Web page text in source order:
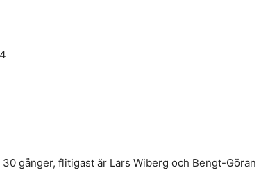
gånger, flitigast är Lars Wiberg och Bengt-Göran